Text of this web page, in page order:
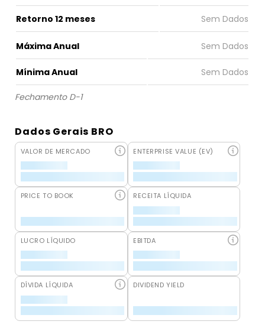
Retorno 12 meses
Máxima Anual
Mínima Anual
Fechamento D-1
Dados Gerais BRO
VALOR DE MERCADO ENTERPRISE VALUE (EV)
PRICE TO BOOK RECEITA LÍQUIDA
LUCRO LÍQUIDO EBITDA
DÍVIDA LÍQUIDA DIVIDEND YIELD